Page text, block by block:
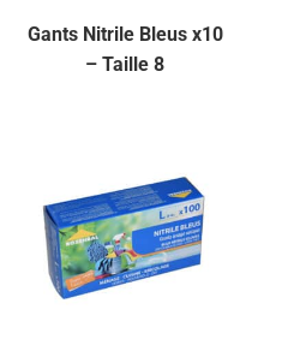
Gants Nitrile Bleus x10
– Taille 8